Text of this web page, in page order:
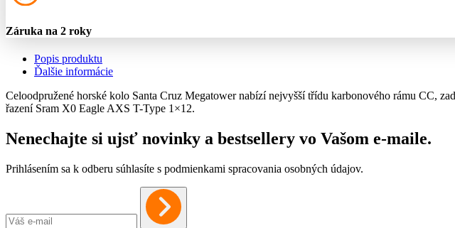
Záruka na 2 roky
Popis produktu
Ďalšie informácie
Celoodpružené horské kolo Santa Cruz Megatower nabízí nejvyšší třídu karbonového rámu CC,
řazení Sram X0 Eagle AXS T-Type 1×12.
Nenechajte si ujsť novinky a bestsellery vo Vašom e-maile.
Prihlásením sa k odberu súhlasíte s podmienkami spracovania osobných údajov.